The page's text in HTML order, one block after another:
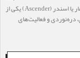
بررسی ابزار یومار شرکت پتزل (Petzl Ascender) ابزار یومار یا اسندر (Ascender) یکی از
دره‌نوردی و فعالیت‌های